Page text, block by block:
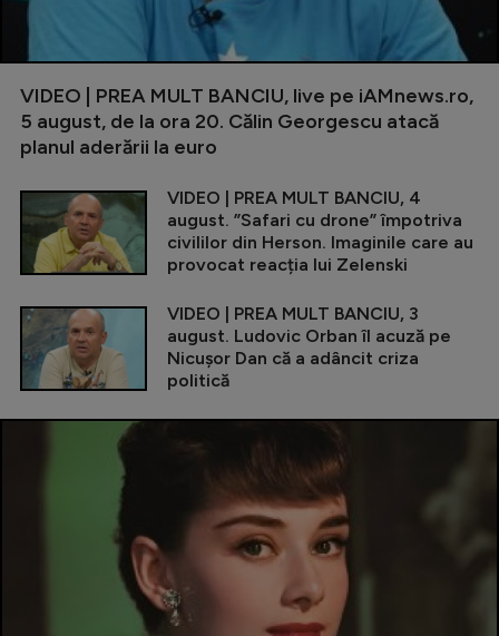
VIDEO | PREA MULT BANCIU, live pe iAMnews.ro,
5 august, de la ora 20. Călin Georgescu atacă
planul aderării la euro
VIDEO | PREA MULT BANCIU, 4
august. ”Safari cu drone” împotriva
civililor din Herson. Imaginile care au
provocat reacția lui Zelenski
VIDEO | PREA MULT BANCIU, 3
august. Ludovic Orban îl acuză pe
Nicușor Dan că a adâncit criza
politică